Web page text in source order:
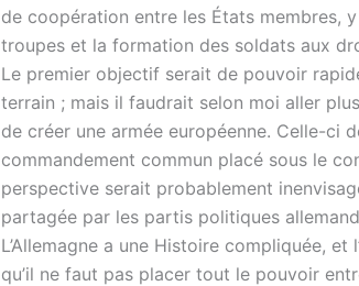
de coopération entre les États membres,
troupes et la formation des soldats aux
Le premier objectif serait de pouvoir
terrain ; mais il faudrait selon moi aller
de créer une armée européenne. Celle-ci
commandement commun placé sous le
perspective serait probablement
partagée par les partis politiques
L’Allemagne a une Histoire compliquée, et
qu’il ne faut pas placer tout le pouvoir